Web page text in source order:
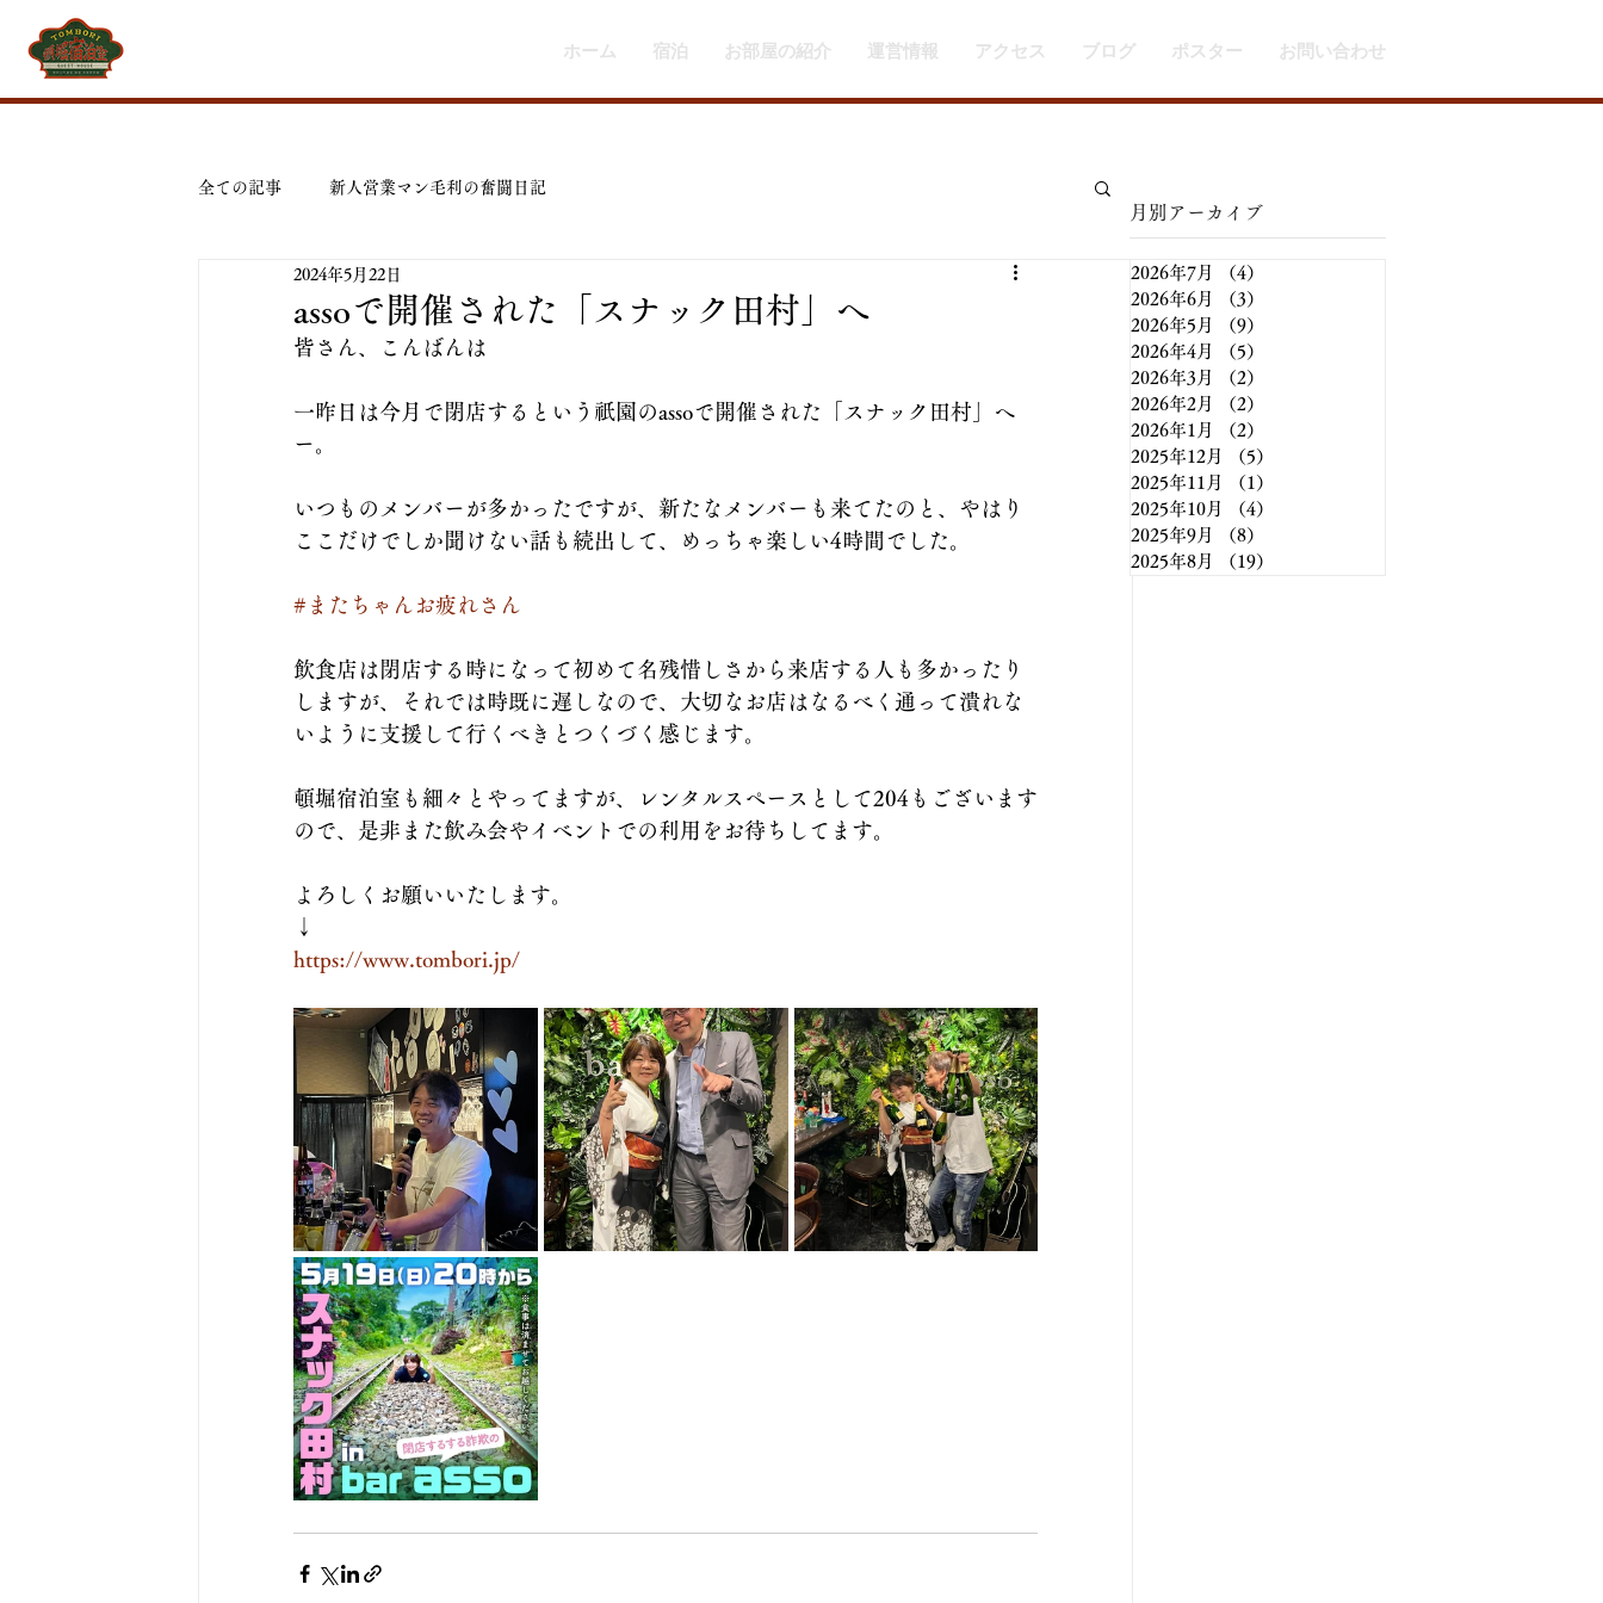
ホーム 宿泊 お部屋の紹介 運営情報 アクセス ブログ ポスター お問い合わせ
全ての記事 新人営業マン毛利の奮闘日記
assoで開催された「スナック田村」へ
2024年5月22日
皆さん、こんばんは
一昨日は今月で閉店するという祇園のassoで開催された「スナック田村」へ
ー。
いつものメンバーが多かったですが、新たなメンバーも来てたのと、やはり
ここだけでしか聞けない話も続出して、めっちゃ楽しい4時間でした。
#またちゃんお疲れさん
飲食店は閉店する時になって初めて名残惜しさから来店する人も多かったり
しますが、それでは時既に遅しなので、大切なお店はなるべく通って潰れな
いように支援して行くべきとつくづく感じます。
頓堀宿泊室も細々とやってますが、レンタルスペースとして204もございます
ので、是非また飲み会やイベントでの利用をお待ちしてます。
よろしくお願いいたします。
↓
https://www.tombori.jp/
​月別アーカイブ
2026年7月 （4）
2026年6月
（3）
2026年5月
（9）
2026年4月
（5）
2026年3月
（2）
2026年2月
（2）
2026年1月
（2）
2025年12月
（5）
2025年11月
（1）
2025年10月
（4）
2025年9月
（8）
2025年8月
（19）